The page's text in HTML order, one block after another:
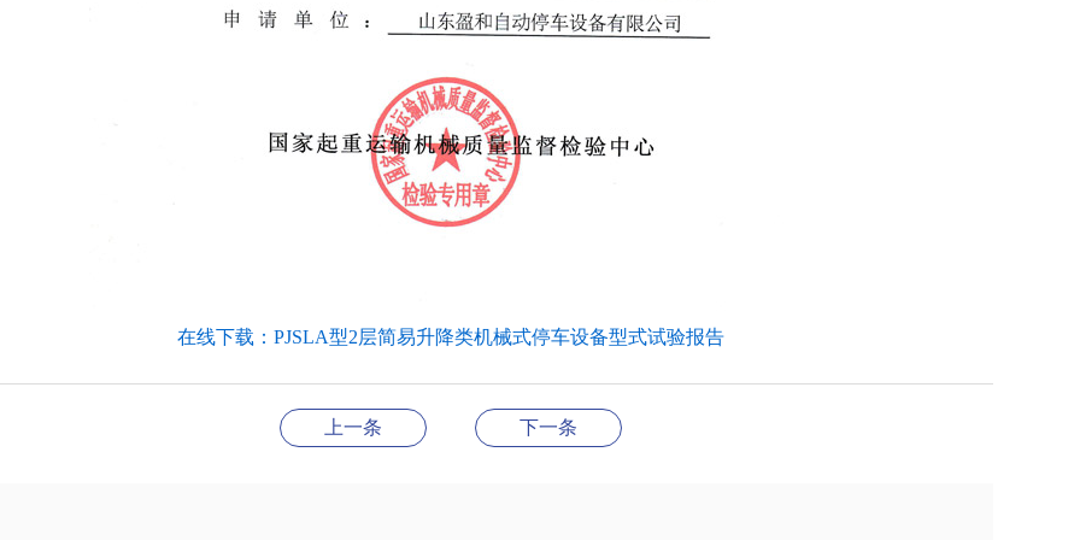
在线下载：PJSLA型2层简易升降类机械式停车设备型式试验报告
上一条 下一条